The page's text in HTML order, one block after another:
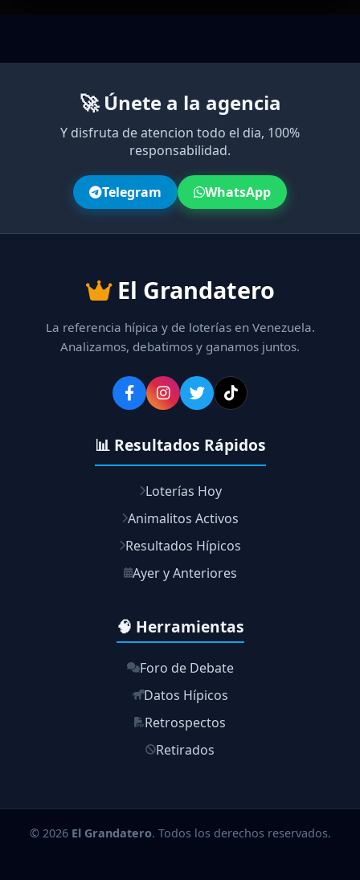
🚀 Únete a la agencia
Y disfruta de atencion todo el dia, 100%
responsabilidad.
Telegram WhatsApp
El Grandatero
La referencia hípica y de loterías en Venezuela.
Analizamos, debatimos y ganamos juntos.
📊 Resultados Rápidos
Loterías Hoy
Animalitos Activos
Resultados Hípicos
Ayer y Anteriores
🧠 Herramientas
Foro de Debate
Datos Hípicos
Retrospectos
Retirados
© 2026 El Grandatero. Todos los derechos reservados.